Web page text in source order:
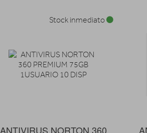
ANTIVIRUS NORTON 360
Stock inmediato